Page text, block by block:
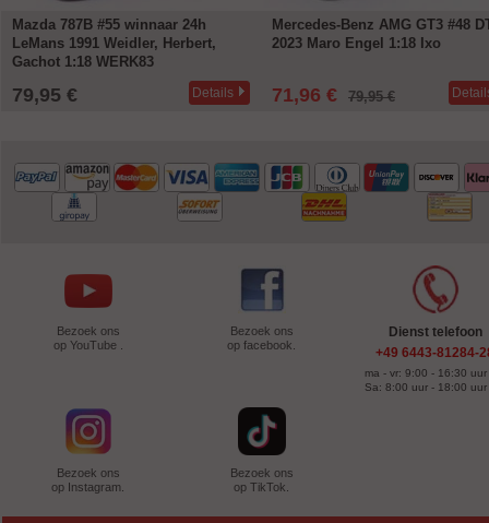
Mazda 787B #55 winnaar 24h
LeMans 1991 Weidler, Herbert,
Gachot 1:18 WERK83
79,95 € Details
Mercedes-Benz AMG GT3 #48
2023 Maro Engel 1:18 Ixo
71,96 € 79,95 €
Bezoek ons
op YouTube .
Bezoek ons
op facebook.
Bezoek ons
op Instagram.
Bezoek ons
op TikTok.
Dienst telefoon
+49 6443-81284-
ma - vr: 9:00 - 16:30 uur
Sa: 8:00 uur - 18:00 uur